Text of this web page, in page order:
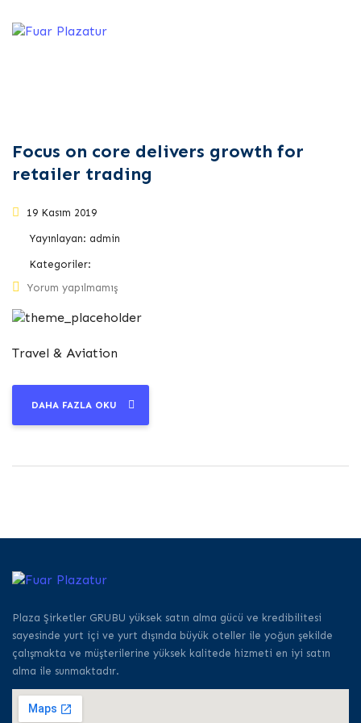
Focus on core delivers growth for
retailer trading
19 Kasım 2019
Yayınlayan: admin
Kategoriler:
Yorum yapılmamış
Travel & Aviation
DAHA FAZLA OKU
Plaza Şirketler GRUBU yüksek satın alma gücü ve kredibilitesi
sayesinde yurt içi ve yurt dışında büyük oteller ile yoğun şekilde
çalışmakta ve müşterilerine yüksek kalitede hizmeti en iyi satın
alma ile sunmaktadır.